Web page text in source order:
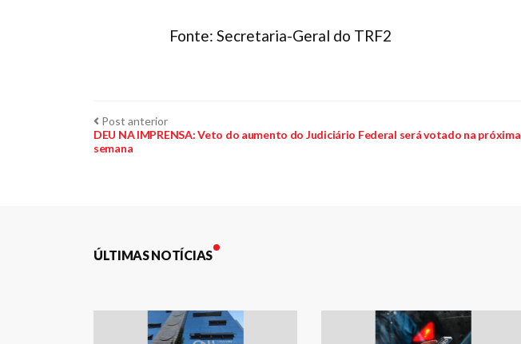
Fonte: Secretaria-Geral do TRF2
Navegação
de
Post anteriorPost
anterior:
DEU NA IMPRENSA: Veto do aumento do Judiciário Federal será votado na próxima
semana
ÚLTIMAS NOTÍCIAS